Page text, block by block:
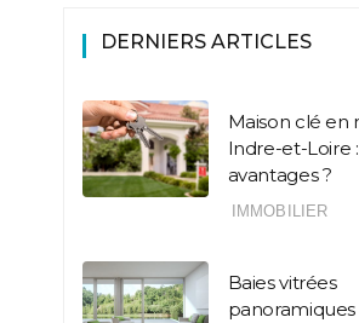
DERNIERS ARTICLES
Maison clé en
Indre-et-Loire
avantages ?
IMMOBILIER
Baies vitrées
panoramiques